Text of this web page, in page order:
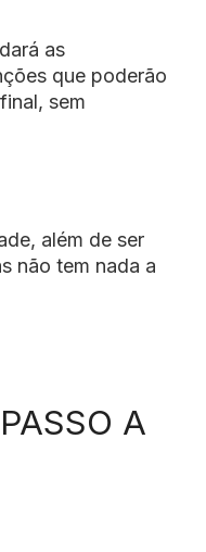
as
que poderão
sem
além de ser
não tem nada a
A